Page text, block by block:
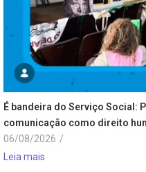
É bandeira do Serviço Social:
comunicação como direito
06/08/2026 /
Leia mais